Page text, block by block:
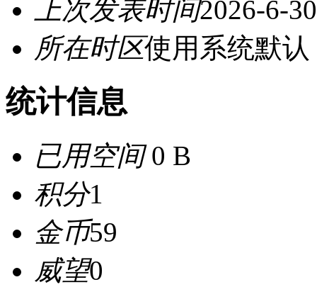
上次发表时间2026-6-
所在时区使用系统默认
统计信息
已用空间0 B
积分1
金币59
威望0